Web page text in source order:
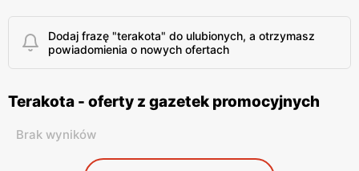
Dodaj frazę "terakota" do ulubionych, a otrzymasz
powiadomienia o nowych ofertach
Terakota - oferty z gazetek promocyjnych
Brak wyników